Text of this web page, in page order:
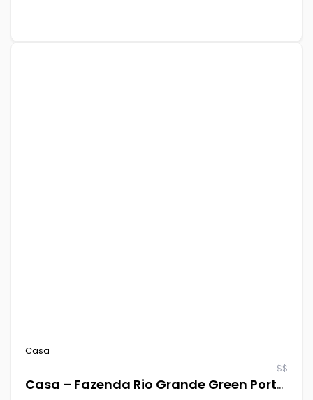
Casa
$$
Casa – Fazenda Rio Grande Green Portugal 1